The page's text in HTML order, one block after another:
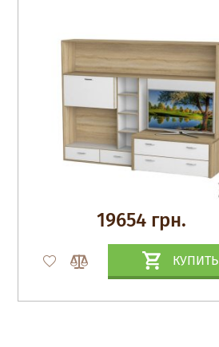
19654 грн.
КУПИТЬ